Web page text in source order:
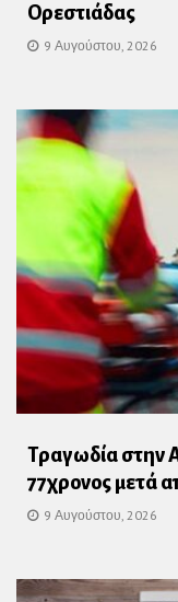
Ορεστιάδας
9 Αυγούστου, 2026
Τραγωδία στην
77χρονος μετά
9 Αυγούστου, 2026